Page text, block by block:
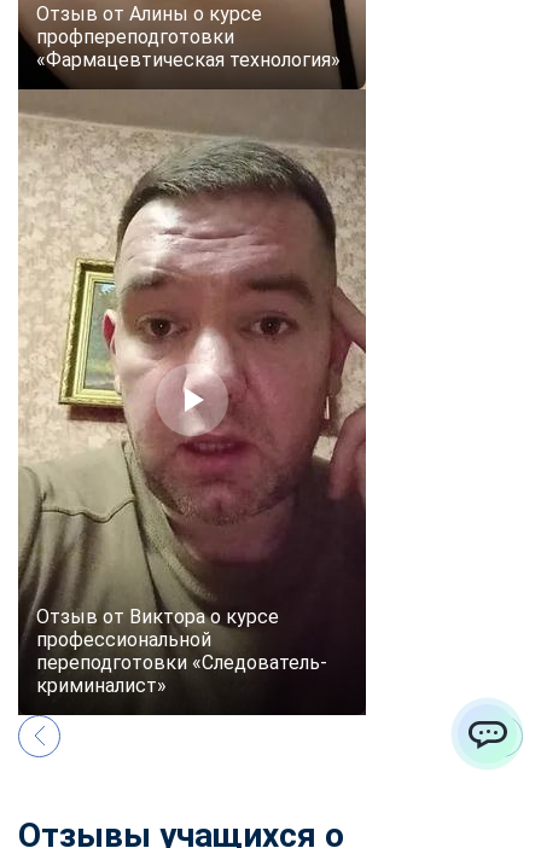
Отзыв от Алины о курсе
профпереподготовки
«Фармацевтическая технология»
Отзыв от Виктора о курсе
профессиональной
переподготовки «Следователь-
криминалист»
Отзывы учащихся о
Vkontakte EMail